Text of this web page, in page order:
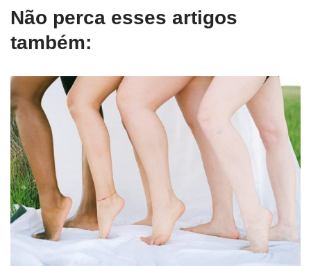
Não perca esses artigos
também: